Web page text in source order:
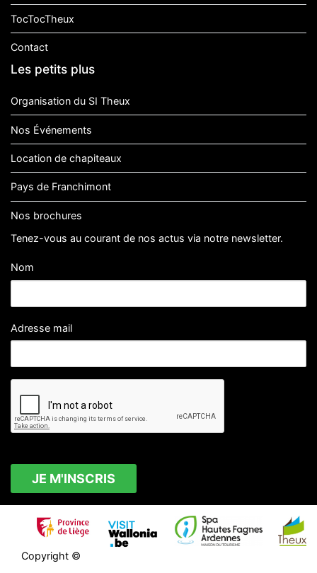
TocTocTheux
Contact
Les petits plus
Organisation du SI Theux
Nos Événements
Location de chapiteaux
Pays de Franchimont
Nos brochures
Tenez-vous au courant de nos actus via notre newsletter.
Nom
Adresse mail
Copyright ©